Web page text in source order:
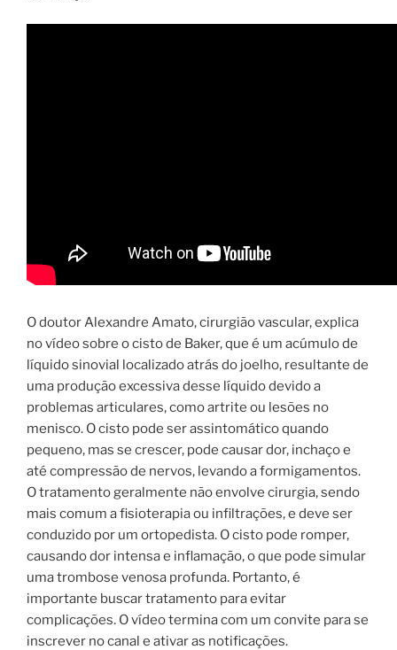
O doutor Alexandre Amato, cirurgião vascular, explica
no vídeo sobre o cisto de Baker, que é um acúmulo de
líquido sinovial localizado atrás do joelho, resultante de
uma produção excessiva desse líquido devido a
problemas articulares, como artrite ou lesões no
menisco. O cisto pode ser assintomático quando
pequeno, mas se crescer, pode causar dor, inchaço e
até compressão de nervos, levando a formigamentos.
O tratamento geralmente não envolve cirurgia, sendo
mais comum a fisioterapia ou infiltrações, e deve ser
conduzido por um ortopedista. O cisto pode romper,
causando dor intensa e inflamação, o que pode simular
uma trombose venosa profunda. Portanto, é
importante buscar tratamento para evitar
complicações. O vídeo termina com um convite para se
inscrever no canal e ativar as notificações.